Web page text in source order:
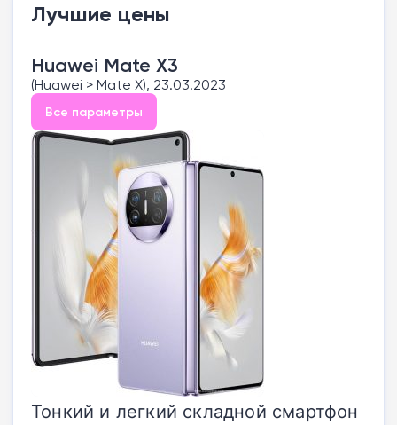
Лучшие цены
Huawei Mate X3
(Huawei > Mate X), 23.03.2023
Все параметры
Тонкий и легкий складной смартфон